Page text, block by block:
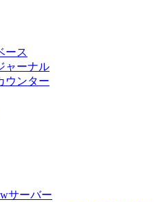
ース
ャーナル
ウンター
サーバー